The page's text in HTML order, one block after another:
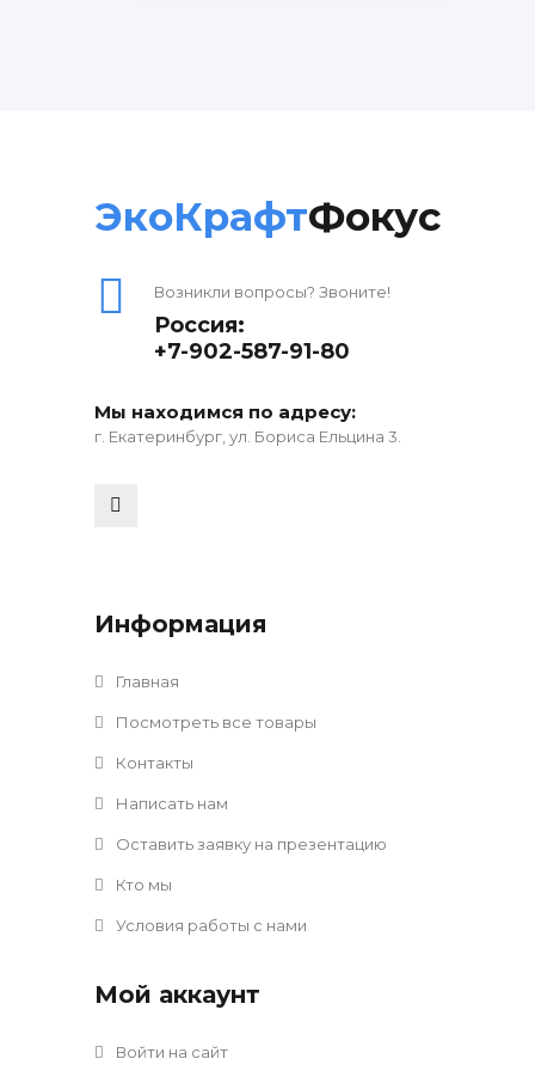
ЭкоКрафтФокус
Возникли вопросы? Звоните!
Россия:
+7-902-587-91-80
Мы находимся по адресу:
г. Екатеринбург, ул. Бориса Ельцина 3.
Информация
Главная
Посмотреть все товары
Контакты
Написать нам
Оставить заявку на презентацию
Кто мы
Условия работы с нами
Мой аккаунт
Войти на сайт